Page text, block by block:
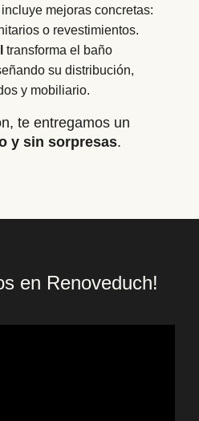
incluye mejoras concretas:
o revestimientos.
transforma el baño
su distribución,
y mobiliario.
te entregamos un
y sin sorpresas.
en Renoveduch!